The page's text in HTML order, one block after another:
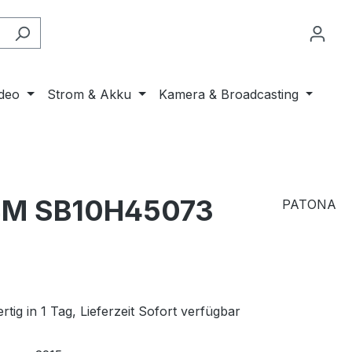
Strom & Akku
Kamera & Broadcasting
SB10H45073
PATONA
in 1 Tag, Lieferzeit Sofort verfügbar